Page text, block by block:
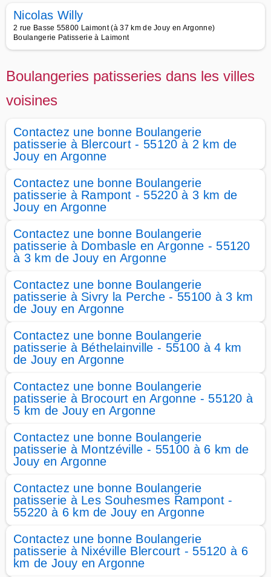
Nicolas Willy
2 rue Basse 55800 Laimont (à 37 km de Jouy en Argonne)
Boulangerie Patisserie à Laimont
Boulangeries patisseries dans les villes
voisines
Contactez une bonne Boulangerie
patisserie à Blercourt - 55120 à 2 km de
Jouy en Argonne
Contactez une bonne Boulangerie
patisserie à Rampont - 55220 à 3 km de
Jouy en Argonne
Contactez une bonne Boulangerie
patisserie à Dombasle en Argonne - 55120
à 3 km de Jouy en Argonne
Contactez une bonne Boulangerie
patisserie à Sivry la Perche - 55100 à 3 km
de Jouy en Argonne
Contactez une bonne Boulangerie
patisserie à Béthelainville - 55100 à 4 km
de Jouy en Argonne
Contactez une bonne Boulangerie
patisserie à Brocourt en Argonne - 55120 à
5 km de Jouy en Argonne
Contactez une bonne Boulangerie
patisserie à Montzéville - 55100 à 6 km de
Jouy en Argonne
Contactez une bonne Boulangerie
patisserie à Les Souhesmes Rampont -
55220 à 6 km de Jouy en Argonne
Contactez une bonne Boulangerie
patisserie à Nixéville Blercourt - 55120 à 6
km de Jouy en Argonne